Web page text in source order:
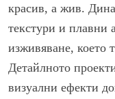
красив, а жив.
текстури и плавни
изживяване, което
Детайлното
визуални ефекти